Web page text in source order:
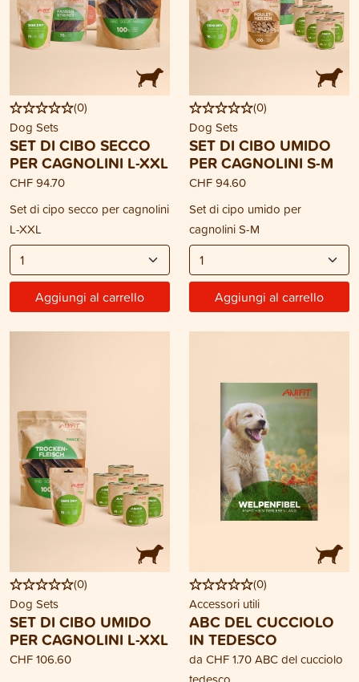
(0)
Dog Sets
SET DI CIBO SECCO
PER CAGNOLINI L-XXL
CHF 94.70
Set di cipo secco per cagnolini
L-XXL
Aggiungi al carrello
(0)
Dog Sets
SET DI CIBO UMIDO
PER CAGNOLINI S-M
CHF 94.60
Set di cipo umido per
cagnolini S-M
Aggiungi al carrello
(0)
Dog Sets
SET DI CIBO UMIDO
PER CAGNOLINI L-XXL
CHF 106.60
(0)
Accessori utili
ABC DEL CUCCIOLO
IN TEDESCO
da CHF 1.70ABC del cucciolo